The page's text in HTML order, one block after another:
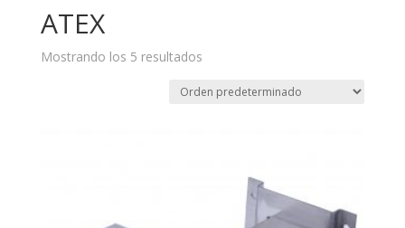
ATEX
Mostrando los 5 resultados